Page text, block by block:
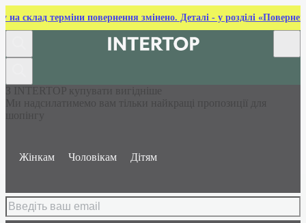
на склад терміни повернення змінено. Деталі - у розділі
З INTERTOP купувати вигідніше
Ми надсилатимемо вам тільки найкращі пропозиції для
шопінгу
Жінкам Чоловікам Дітям